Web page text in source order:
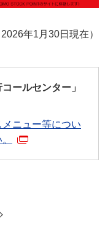
2026年1月30日現在）
ールセンター」
ニュー等につい